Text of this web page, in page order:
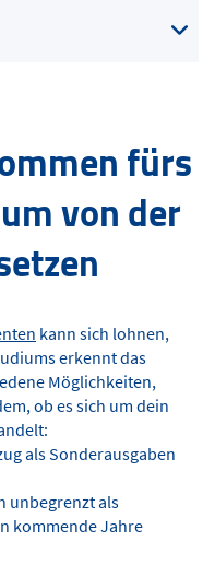
fürs
von der
kann sich lohnen,
erkennt das
Möglichkeiten,
ob es sich um dein
als Sonderausgaben
unbegrenzt als
kommende Jahre